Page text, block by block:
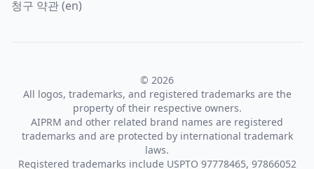
청구 약관 (en)
© 2026
All logos, trademarks, and registered trademarks are the
property of their respective owners.
AIPRM and other related brand names are registered
trademarks and are protected by international trademark
laws.
Registered trademarks include USPTO 97778465, 97866052